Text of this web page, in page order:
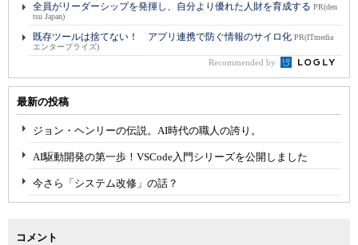
全員がリーダーシップを発揮し、自分より優れた人財を育成する PR(den
tsu Japan)
既存ツールは捨てない！ アプリ連携で防ぐ情報のサイロ化 PR(ITmedia
エンタープライズ)
Recommended by
最新の投稿
ジョン・ヘンリーの伝説。AI時代の職人の誇り。
AI駆動開発の第一歩！VSCode入門シリーズを公開しました
今さら「システム改修」の話？
コメント